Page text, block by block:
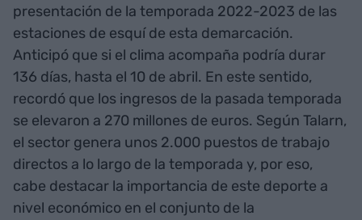
presentación de la temporada 2022-2023 de las
estaciones de esquí de esta demarcación.
Anticipó que si el clima acompaña podría durar
136 días, hasta el 10 de abril. En este sentido,
recordó que los ingresos de la pasada temporada
se elevaron a 270 millones de euros. Según Talarn,
el sector genera unos 2.000 puestos de trabajo
directos a lo largo de la temporada y, por eso,
cabe destacar la importancia de este deporte a
nivel económico en el conjunto de la